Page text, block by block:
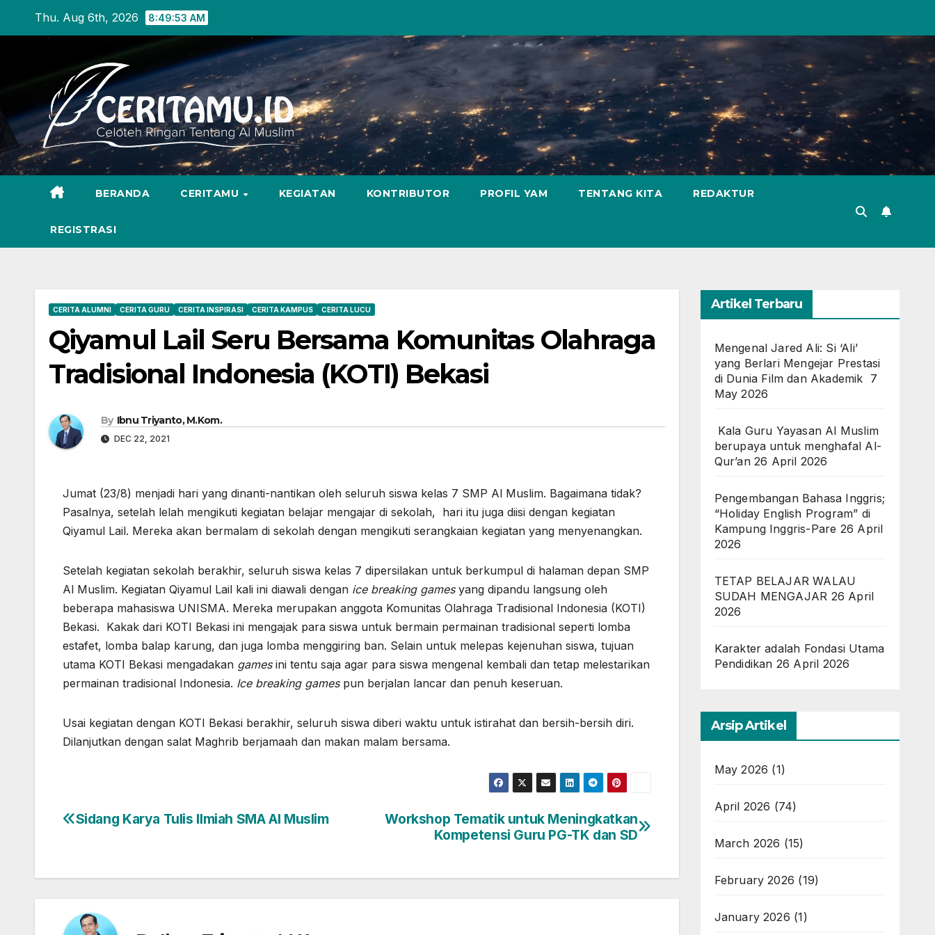
Thu. Aug 6th, 2026 8:49:54 AM
BERANDA CERITAMU KEGIATAN KONTRIBUTOR PROFIL YAM TENTANG KITA REDAKTUR
REGISTRASI
CERITA ALUMNI CERITA GURU CERITA INSPIRASI CERITA KAMPUS CERITA LUCU
Qiyamul Lail Seru Bersama Komunitas Olahraga
Tradisional Indonesia (KOTI) Bekasi
By Ibnu Triyanto, M.Kom.
DEC 22, 2021
Jumat (23/8) menjadi hari yang dinanti-nantikan oleh seluruh siswa kelas 7 SMP Al Muslim. Bagaimana tidak?
Pasalnya, setelah lelah mengikuti kegiatan belajar mengajar di sekolah, hari itu juga diisi dengan kegiatan
Qiyamul Lail. Mereka akan bermalam di sekolah dengan mengikuti serangkaian kegiatan yang menyenangkan.
Setelah kegiatan sekolah berakhir, seluruh siswa kelas 7 dipersilakan untuk berkumpul di halaman depan SMP
Al Muslim. Kegiatan Qiyamul Lail kali ini diawali dengan ice breaking gamesyang dipandu langsung oleh
beberapa mahasiswa UNISMA. Mereka merupakan anggota Komunitas Olahraga Tradisional Indonesia (KOTI)
Bekasi. Kakak dari KOTI Bekasi ini mengajak para siswa untuk bermain permainan tradisional seperti lomba
estafet, lomba balap karung, dan juga lomba menggiring ban. Selain untuk melepas kejenuhan siswa, tujuan
utama KOTI Bekasi mengadakan gamesini tentu saja agar para siswa mengenal kembali dan tetap melestarikan
permainan tradisional Indonesia. Ice breaking gamespun berjalan lancar dan penuh keseruan.
Usai kegiatan dengan KOTI Bekasi berakhir, seluruh siswa diberi waktu untuk istirahat dan bersih-bersih diri.
Dilanjutkan dengan salat Maghrib berjamaah dan makan malam bersama.
Post
Workshop Tematik untuk Meningkatkan
Kompetensi Guru PG-TK dan SD
Sidang Karya Tulis Ilmiah SMA Al Muslim
Artikel Terbaru
Mengenal Jared Ali: Si ‘Ali’
yang Berlari Mengejar Prestasi
di Dunia Film dan Akademik 7
May 2026
Kala Guru Yayasan Al Muslim
berupaya untuk menghafal Al-
Qur’an 26 April 2026
Pengembangan Bahasa Inggris;
“Holiday English Program” di
Kampung Inggris-Pare 26 April
2026
TETAP BELAJAR WALAU
SUDAH MENGAJAR 26 April
2026
Karakter adalah Fondasi Utama
Pendidikan 26 April 2026
Arsip Artikel
May 2026 (1)
April 2026 (74)
March 2026 (15)
February 2026 (19)
January 2026 (1)